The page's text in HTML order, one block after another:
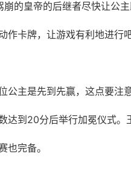
的皇帝的后继者尽快让公主
卡牌，让游戏有利地进行吧
主是先到先赢，这点要注意
到20分后举行加冕仪式。
也完备。